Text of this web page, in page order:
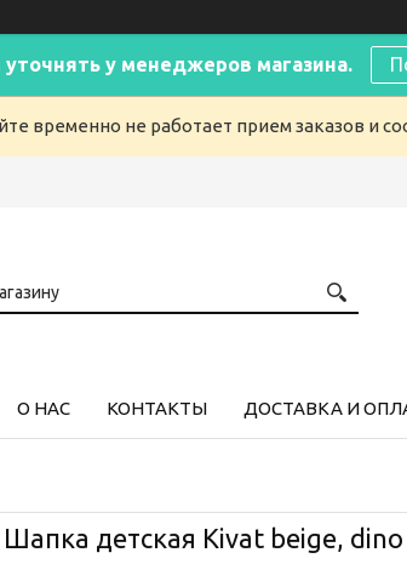
у менеджеров магазина.
временно не работает прием заказов и
О НАС КОНТАКТЫ ДОСТАВКА И
Шапка детская Kivat beige, dino